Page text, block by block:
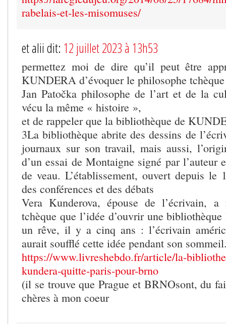
rabelais-et-les-misomuses/
et alii dit: 12 juillet 2023 à 13h53
permettez moi de dire qu’il peut être
KUNDERA d’évoquer le philosophe tchèque
Jan Patočka philosophe de l’art et de la
vécu la même « histoire »,
et de rappeler que la bibliothèque de
3La bibliothèque abrite des dessins de
journaux sur son travail, mais aussi,
d’un essai de Montaigne signé par l’auteur
de veau. L’établissement, ouvert depuis le
des conférences et des débats
Vera Kunderova, épouse de l’écrivain,
tchèque que l’idée d’ouvrir une
un rêve, il y a cinq ans : l’écrivain
aurait soufflé cette idée pendant son
https://www.livreshebdo.fr/article/la-
kundera-quitte-paris-pour-brno
(il se trouve que Prague et BRNOsont, du
chères à mon coeur